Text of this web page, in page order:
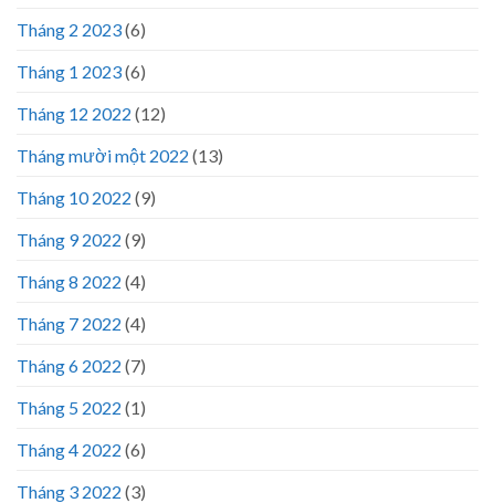
Tháng 2 2023(6)
Tháng 1 2023(6)
Tháng 12 2022 (12)
Tháng mười một 2022 (13)
Tháng 10 2022 (9)
Tháng 9 2022 (9)
Tháng 8 2022 (4)
Tháng 7 2022 (4)
Tháng 6 2022 (7)
Tháng 5 2022 (1)
Tháng 4 2022 (6)
Tháng 3 2022 (3)